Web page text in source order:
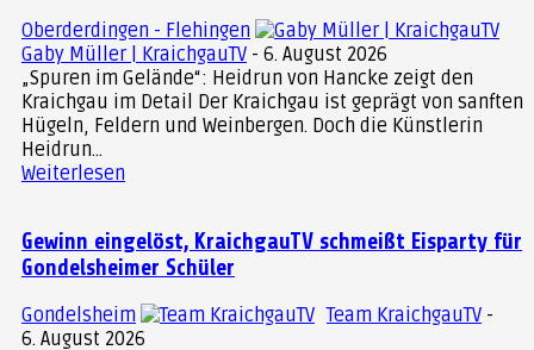
Schloss Heidelberg, Foto: Staatliche
Schlösser und Gärten Baden-
Württemberg
Ein echtes Schauerlebnis!
Der „Musengaul“, eine eindrucksvolle
Großskulptur bezog schon im Herbst 2019 den
Schlossgarten und weckte die Neugier der
Besucher auf die Ausstellung der Staatlichen
Oberderdingen - Flehingen
Gaby Müller | KraichgauTV - 6. August 2026
„Spuren im Gelände“: Heidrun von Hancke zeigt den
Kraichgau im Detail Der Kraichgau ist geprägt von sanften
Hügeln, Feldern und Weinbergen. Doch die Künstlerin
Heidrun...
Weiterlesen
Gewinn eingelöst, KraichgauTV schmeißt Eisparty für
Gondelsheimer Schüler
Gondelsheim Team KraichgauTV -
6. August 2026